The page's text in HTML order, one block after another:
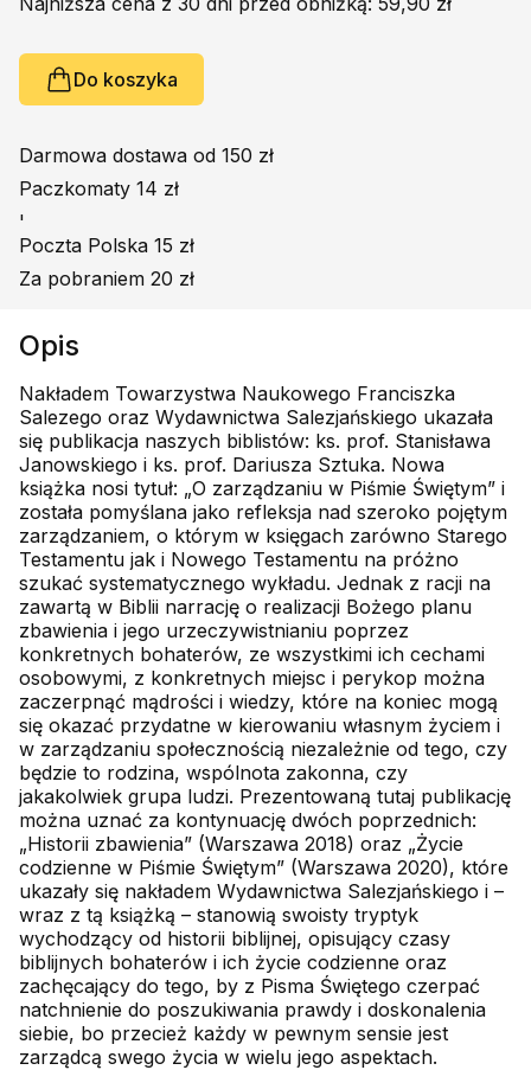
Do koszyka
Darmowa dostawa od 150 zł
Paczkomaty 14 zł
'
Poczta Polska 15 zł
Za pobraniem 20 zł
Opis
Nakładem Towarzystwa Naukowego Franciszka
Salezego oraz Wydawnictwa Salezjańskiego ukazała
się publikacja naszych biblistów: ks. prof. Stanisława
Janowskiego i ks. prof. Dariusza Sztuka. Nowa
książka nosi tytuł: „O zarządzaniu w Piśmie Świętym” i
została pomyślana jako refleksja nad szeroko pojętym
zarządzaniem, o którym w księgach zarówno Starego
Testamentu jak i Nowego Testamentu na próżno
szukać systematycznego wykładu. Jednak z racji na
zawartą w Biblii narrację o realizacji Bożego planu
zbawienia i jego urzeczywistnianiu poprzez
konkretnych bohaterów, ze wszystkimi ich cechami
osobowymi, z konkretnych miejsc i perykop można
zaczerpnąć mądrości i wiedzy, które na koniec mogą
się okazać przydatne w kierowaniu własnym życiem i
w zarządzaniu społecznością niezależnie od tego, czy
będzie to rodzina, wspólnota zakonna, czy
jakakolwiek grupa ludzi. Prezentowaną tutaj publikację
można uznać za kontynuację dwóch poprzednich:
„Historii zbawienia” (Warszawa 2018) oraz „Życie
codzienne w Piśmie Świętym” (Warszawa 2020), które
ukazały się nakładem Wydawnictwa Salezjańskiego i –
wraz z tą książką – stanowią swoisty tryptyk
wychodzący od historii biblijnej, opisujący czasy
biblijnych bohaterów i ich życie codzienne oraz
zachęcający do tego, by z Pisma Świętego czerpać
natchnienie do poszukiwania prawdy i doskonalenia
siebie, bo przecież każdy w pewnym sensie jest
zarządcą swego życia w wielu jego aspektach.